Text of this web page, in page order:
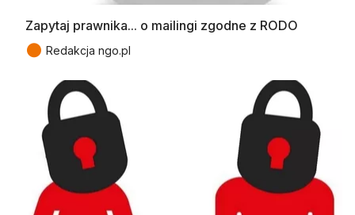
Zapytaj prawnika... o mailingi zgodne z RODO
● Redakcja ngo.pl